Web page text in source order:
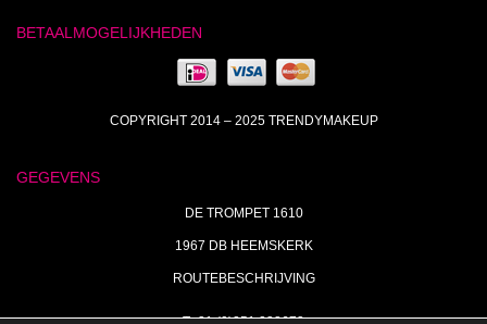
BETAALMOGELIJKHEDEN
COPYRIGHT 2014 – 2025 TRENDYMAKEUP
GEGEVENS
DE TROMPET 1610
1967 DB HEEMSKERK
ROUTEBESCHRIJVING